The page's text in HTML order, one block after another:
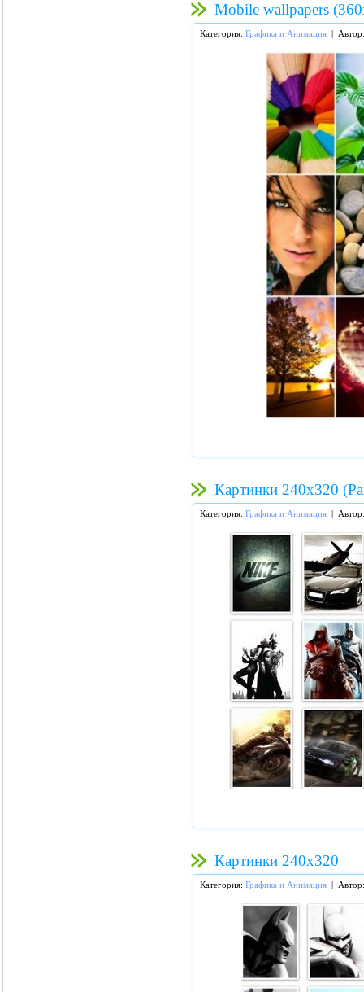
Mobile wallpapers
Категория: Графика и Анимация |
Картинки 240х320
Категория: Графика и Анимация |
Картинки 240х320
Категория: Графика и Анимация |